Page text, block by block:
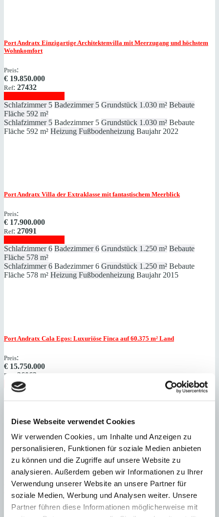
Diese Webseite verwendet Cookies
Wir verwenden Cookies, um Inhalte und Anzeigen zu
personalisieren, Funktionen für soziale Medien anbieten
zu können und die Zugriffe auf unsere Website zu
analysieren. Außerdem geben wir Informationen zu Ihrer
Verwendung unserer Website an unsere Partner für
soziale Medien, Werbung und Analysen weiter. Unsere
Partner führen diese Informationen möglicherweise mit
Port Andratx Einzigartige Architektenvilla mit Meerzugang und höchstem
Wohnkomfort
Preis:
€ 19.850.000
Ref: 27432
Schlafzimmer 5 Badezimmer 5 Grundstück 1.030 m² Bebaute
Fläche 592 m²
Schlafzimmer 5 Badezimmer 5 Grundstück 1.030 m² Bebaute
Fläche 592 m² Heizung Fußbodenheizung Baujahr 2022
Port Andratx Villa der Extraklasse mit fantastischem Meerblick
Preis:
€ 17.900.000
Ref: 27091
Schlafzimmer 6 Badezimmer 6 Grundstück 1.250 m² Bebaute
Fläche 578 m²
Schlafzimmer 6 Badezimmer 6 Grundstück 1.250 m² Bebaute
Fläche 578 m² Heizung Fußbodenheizung Baujahr 2015
Port Andratx Cala Egos: Luxuriöse Finca auf 60.375 ​​​​​​​m² Land
Preis:
€ 15.750.000
Ref
26063
Immobilie anzeigen
Schlafzimmer
Bebaute
Fläche 525 m²
Fläche 525 m² Baujahr 2023
Port AndratxModerne Luxusvilla mit atemberaubenden Meer- und
Preis: